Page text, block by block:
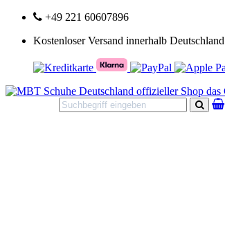
+49 221 60607896
Kostenloser Versand innerhalb Deutschland
Suchen